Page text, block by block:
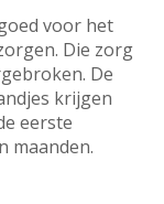
voor het
Die zorg
De
krijgen
eerste
maanden.